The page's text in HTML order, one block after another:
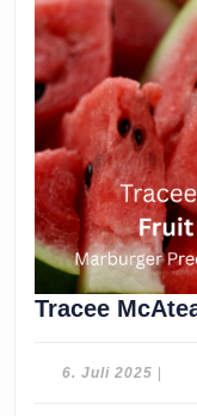
Tracee
6. Juli 2025 6.